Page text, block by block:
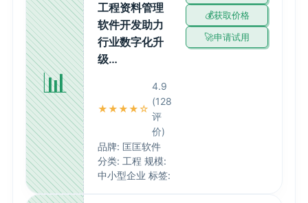
📊
工程资料管理
软件开发助力
行业数字化升
级…
★★★★☆
4.9
(128
评
价)
品牌: 匡匡软件
分类: 工程 规模:
中小型企业 标签:
获取价格
申请试用